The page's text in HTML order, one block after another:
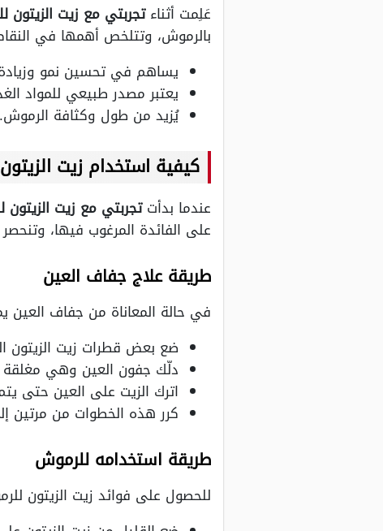
عَلِمت أثناءتجربتي مع زيت الزيتون
بالرموش، وتتلخص أهمها في النقاط
يساهم في تحسين نمو
يعتبر مصدر طبيعي للمواد
يُزيد من طول وكثافة الرموش.
كيفية استخدام زيت
عندما بدأتتجربتي مع زيت الزيتون
على الفائدة المرغوب فيها،
طريقة علاج جفاف العين
في حالة المعاناة من جفاف العين
ضع بعض قطرات زيت الزيتون
دلّك جفون العين وهي مغلقة
اترك الزيت على العين حتى
كرر هذه الخطوات من مرتين
طريقة استخدامه للرموش
للحصول على فوائد زيت الزيتون